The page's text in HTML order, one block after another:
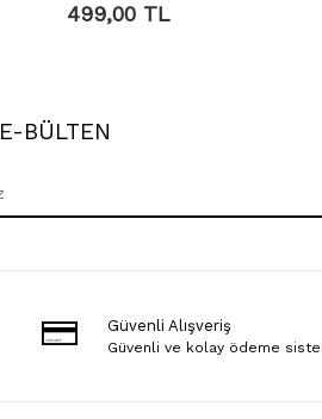
499,00 TL
E-BÜLTEN
Güvenli Alışveriş
Güvenli ve kolay ödeme